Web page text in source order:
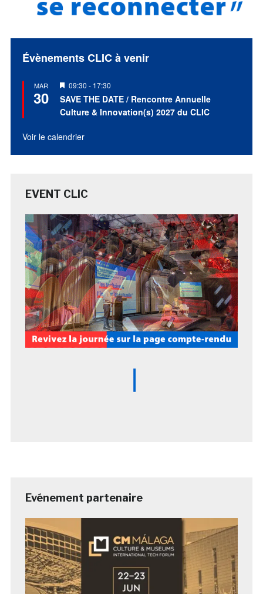
Évènements CLIC à venir
MAR
30
Mis
en
avant
09:30 - 17:30
SAVE THE DATE / Rencontre Annuelle
Culture & Innovation(s) 2027 du CLIC
Voir le calendrier
EVENT CLIC
Evénement partenaire